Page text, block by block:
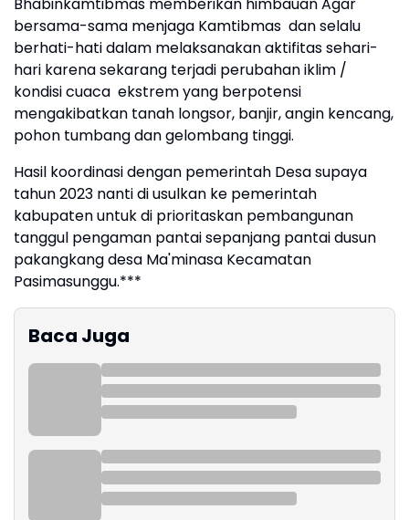
bersama-sama menjaga Kamtibmas dan selalu
berhati-hati dalam melaksanakan aktifitas sehari-
hari karena sekarang terjadi perubahan iklim /
kondisi cuaca ekstrem yang berpotensi
mengakibatkan tanah longsor, banjir, angin kencang,
pohon tumbang dan gelombang tinggi.
Hasil koordinasi dengan pemerintah Desa supaya
tahun 2023 nanti di usulkan ke pemerintah
kabupaten untuk di prioritaskan pembangunan
tanggul pengaman pantai sepanjang pantai dusun
pakangkang desa Ma'minasa Kecamatan
Pasimasunggu.***
Baca Juga